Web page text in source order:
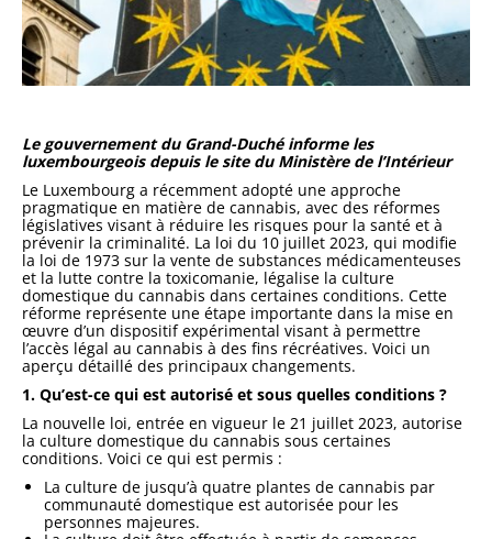
Le gouvernement du Grand-Duché informe les
luxembourgeois depuis le site du Ministère de l’Intérieur
Le Luxembourg a récemment adopté une approche
pragmatique en matière de cannabis, avec des réformes
législatives visant à réduire les risques pour la santé et à
prévenir la criminalité. La loi du 10 juillet 2023, qui modifie
la loi de 1973 sur la vente de substances médicamenteuses
et la lutte contre la toxicomanie, légalise la culture
domestique du cannabis dans certaines conditions. Cette
réforme représente une étape importante dans la mise en
œuvre d’un dispositif expérimental visant à permettre
l’accès légal au cannabis à des fins récréatives. Voici un
aperçu détaillé des principaux changements.
1. Qu’est-ce qui est autorisé et sous quelles conditions ?
La nouvelle loi, entrée en vigueur le 21 juillet 2023, autorise
la culture domestique du cannabis sous certaines
conditions. Voici ce qui est permis :
La culture de jusqu’à quatre plantes de cannabis par
communauté domestique est autorisée pour les
personnes majeures.